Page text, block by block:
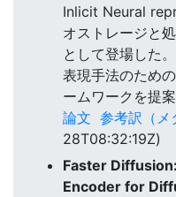
Inlicit Neural
オストレージと
として登場した
表現手法のため
ームワークを提案
論文 参考訳（メ
28T08:32:19Z)
Faster
Encoder for